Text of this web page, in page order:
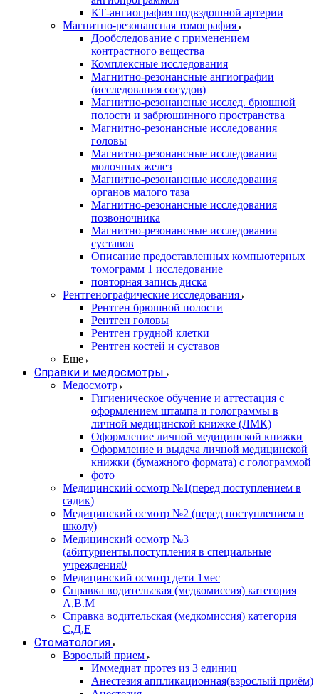
КТ-ангиография подвздошной артерии
Магнитно-резонансная томография
Дообследование с применением
контрастного вещества
Комплексные исследования
Магнитно-резонансные ангиографии
(исследования сосудов)
Магнитно-резонансные исслед. брюшной
полости и забрюшинного пространства
Магнитно-резонансные исследования
головы
Магнитно-резонансные исследования
молочных желез
Магнитно-резонансные исследования
органов малого таза
Магнитно-резонансные исследования
позвоночника
Магнитно-резонансные исследования
суставов
Описание предоставленных компьютерных
томограмм 1 исследование
повторная запись диска
Рентгенографические исследования
Рентген брюшной полости
Рентген головы
Рентген грудной клетки
Рентген костей и суставов
Еще
Справки и медосмотры
Медосмотр
Гигиеническое обучение и аттестация с
оформлением штампа и голограммы в
личной медицинской книжке (ЛМК)
Оформление личной медицинской книжки
Оформление и выдача личной медицинской
книжки (бумажного формата) с голограммой
фото
Медицинский осмотр №1(перед поступлением в
садик)
Медицинский осмотр №2 (перед поступлением в
школу)
Медицинский осмотр №3
(абитуриенты.поступления в специальные
учреждения0
Медицинский осмотр дети 1мес
Справка водительская (медкомиссия) категория
А,В.М
Справка водительская (медкомиссия) категория
С,Д,Е
Стоматология
Взрослый прием
Иммедиат протез из 3 единиц
Анестезия аппликационная(взрослый приём)